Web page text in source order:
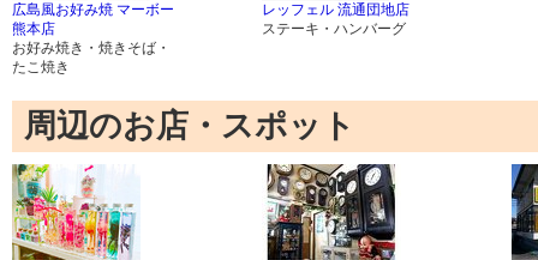
広島風お好み焼 マーボー
熊本店
お好み焼き・焼きそば・
たこ焼き
レッフェル 流通団地店
ステーキ・ハンバーグ
周辺のお店・スポット